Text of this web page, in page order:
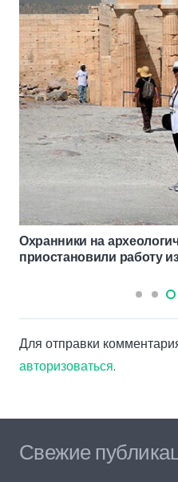
Охранники на
приостановили работу
Для отправки
авторизоваться.
Свежие